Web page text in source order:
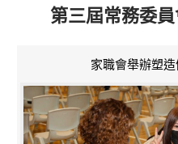
第三屆常務委
家職會舉辦塑